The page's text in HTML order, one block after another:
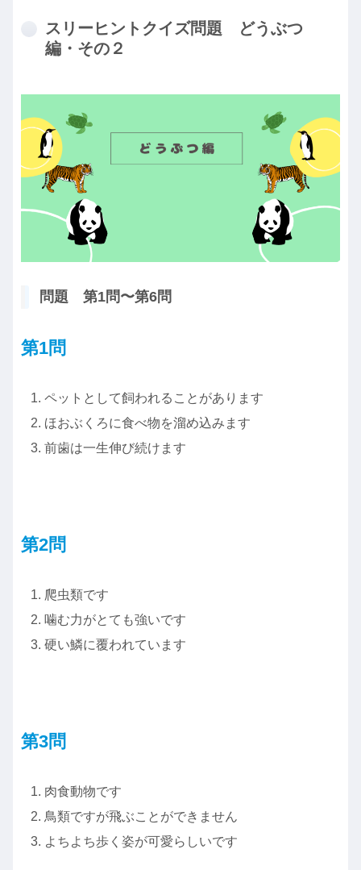
スリーヒントクイズ問題 どうぶつ
編・その２
問題 第1問〜第6問
第1問
ペットとして飼われることがあります
ほおぶくろに食べ物を溜め込みます
前歯は一生伸び続けます
第2問
爬虫類です
噛む力がとても強いです
硬い鱗に覆われています
第3問
肉食動物です
鳥類ですが飛ぶことができません
よちよち歩く姿が可愛らしいです